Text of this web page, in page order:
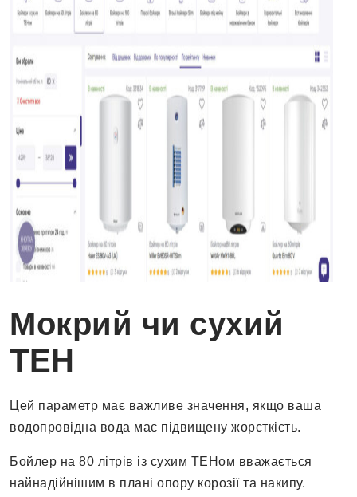
Мокрий чи сухий
ТЕН
Цей параметр має важливе значення, якщо ваша
водопровідна вода має підвищену жорсткість.
Бойлер на 80 літрів із сухим ТЕНом вважається
найнадійнішим в плані опору корозії та накипу.